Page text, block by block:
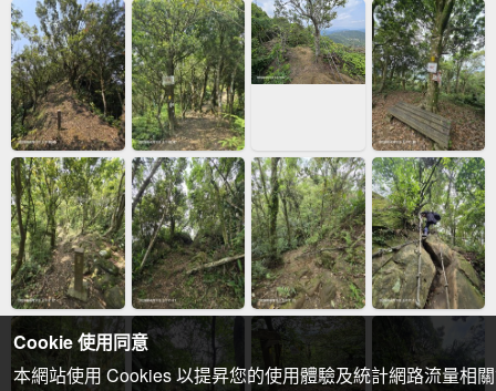
Cookie 使用同意
本網站使用 Cookies 以提昇您的使用體驗及統計網路流量相